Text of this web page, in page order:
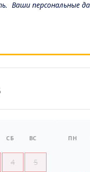
Ваши персональные
СБ ВС
4 5
ПН